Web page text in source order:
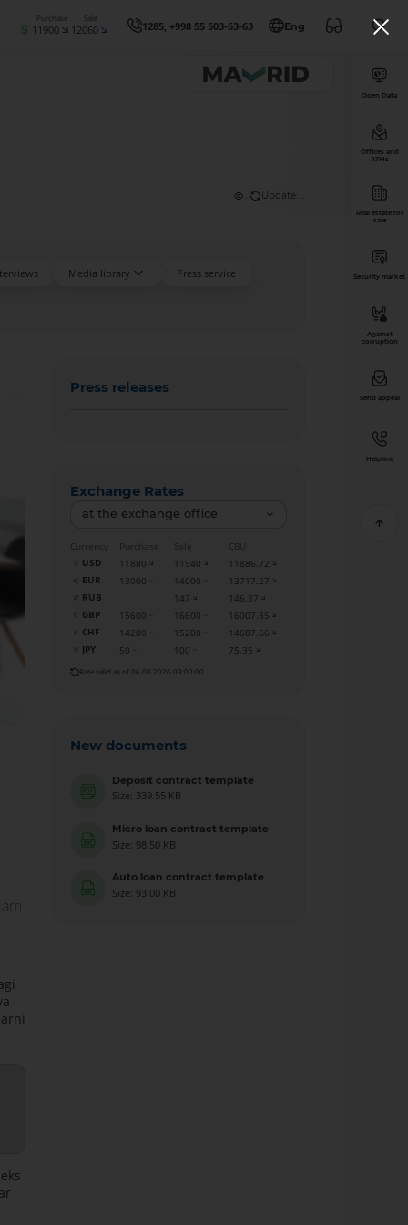
Purchase
11900
Sale
12060 1285, +998 55 503-63-63 Eng
Update: ...
Media library
Press service
Press releases
Exchange Rates
at the exchange office
Currency Purchase Sale
CBU
USD
11880 11940
11886.72
EUR
13000 14000
13717.27
RUB
147
146.37
GBP
15600 16600
16007.85
CHF
14200 15200
14687.66
JPY
50 100 75.35
Rate valid as of 06.08.2026 09:00:00
New documents
Deposit contract template
Size: 339.55 KB
Micro loan contract template
Size: 98.50 KB
Auto loan contract template
Size: 93.00 KB
Open Data
Offices and
ATMs
Real estate for
sale
Security market
Against
corruption
Send appeal
Helpline